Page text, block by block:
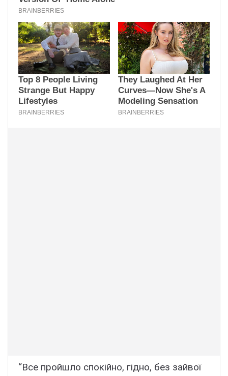
“Все пройшло спокійно, гідно, без зайвої